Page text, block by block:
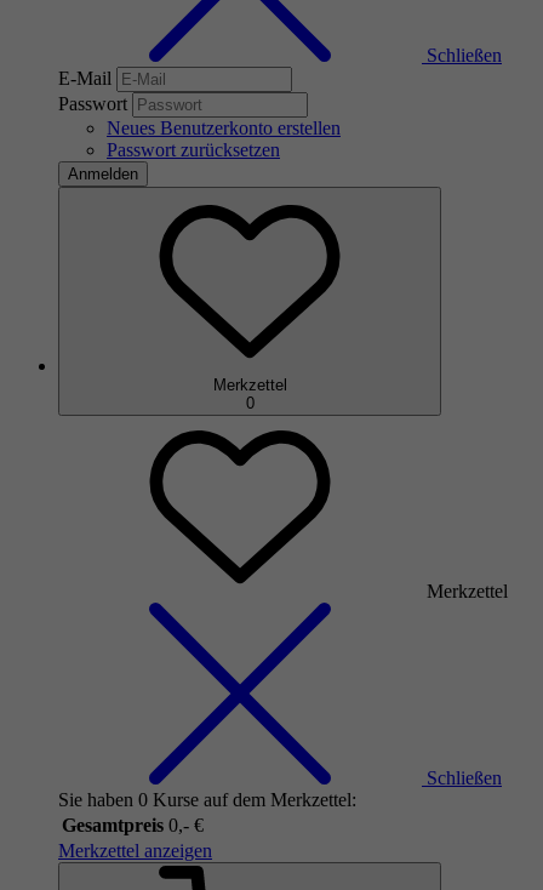
Schließen
E-Mail
Passwort
Neues Benutzerkonto erstellen
Passwort zurücksetzen
Anmelden
Merkzettel
0
Merkzettel
Schließen
Sie haben 0 Kurse auf dem Merkzettel:
Gesamtpreis 0,- €
Merkzettel anzeigen